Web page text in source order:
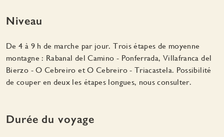
Niveau
De 4 à 9 h de marche par jour. Trois étapes de moyenne
montagne : Rabanal del Camino - Ponferrada, Villafranca del
Bierzo - O Cebreiro et O Cebreiro - Triacastela. Possibilité
de couper en deux les étapes longues, nous consulter.
Durée du voyage